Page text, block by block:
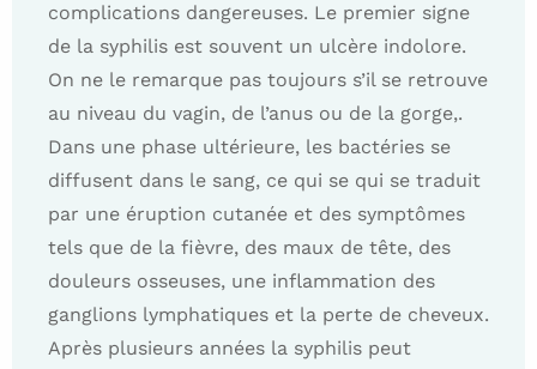
complications dangereuses. Le premier signe
de la syphilis est souvent un ulcère indolore.
On ne le remarque pas toujours s’il se retrouve
au niveau du vagin, de l’anus ou de la gorge,.
Dans une phase ultérieure, les bactéries se
diffusent dans le sang, ce qui se qui se traduit
par une éruption cutanée et des symptômes
tels que de la fièvre, des maux de tête, des
douleurs osseuses, une inflammation des
ganglions lymphatiques et la perte de cheveux.
Après plusieurs années la syphilis peut